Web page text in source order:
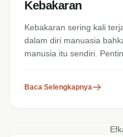
Kebakaran
Kebakaran sering kali
dalam diri manuasia
manusia itu sendiri.
Baca Selengkapnya